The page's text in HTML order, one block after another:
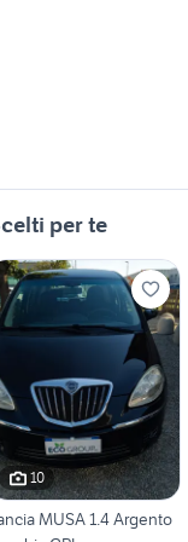
per te
10
MUSA 1.4 Argento